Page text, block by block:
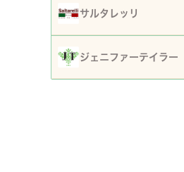
玄関エントランス家具
クッション・シートクッ
ソファカバー・マルチカ
コースター・ランチョン
写真立て・フォトフレーム
花瓶・フラワーベース
マホガニー家具
フランス近代
ロココ・アントワネット
スノーホワイト・プチロ
サルタレッリ
全てのサルタレッリ
ジェニファーテイラー